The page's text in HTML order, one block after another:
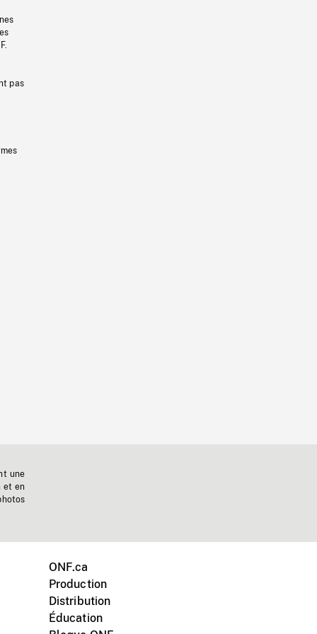
pas
une
et en
ONF.ca
Production
Distribution
Éducation